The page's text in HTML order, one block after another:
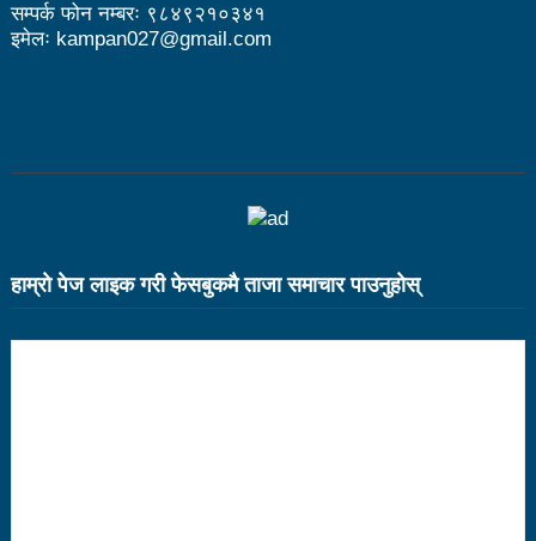
भरतपुर महानगर युवा संजालको फुटसल : पुरुषतर्फ वडा नं. ५ र
in Indian Ocean Rim countries was successfully
रसुवा उडेको हेलिकप्टर दुर्घटनाः ५ जनाको मृत्यु
दारी ग्याङ फुटसल प्रतियोगिताको टिम दर्ता फारम खुल्यो
सम्पर्क फोन नम्बरः ९८४९२१०३४१
इमेलः kampan027@gmail.com
हाम्राे पेज लाइक गरी फेसबुकमै ताजा समाचार पाउनुहाेस्